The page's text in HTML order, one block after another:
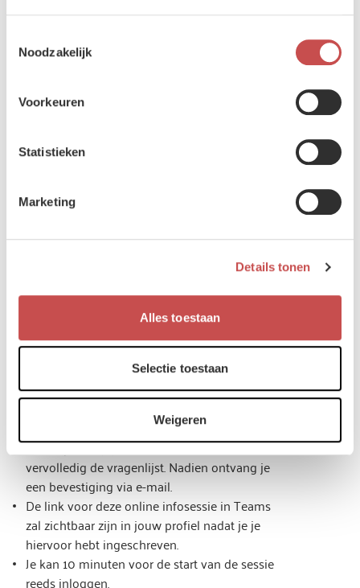
Noodzakelijk
Voorkeuren
Statistieken
Marketing
Details tonen
Alles toestaan
Selectie toestaan
Weigeren
Tijdens deze online informatiesessie leggen wij het Militaire
vragen stellen zodat jij later de keuze kan maken die het beste bij jou
past.
Programma
19.00 - 20.00 uur
Online informatiesessie via Teams
Praktische afspraken
Aanwezigheidsregistratie is verplicht. Gebruik
de knop ‘schrijf je in’ om deel te nemen en
vervolledig de vragenlijst. Nadien ontvang je
een bevestiging via e-mail.
De link voor deze online infosessie in Teams
zal zichtbaar zijn in jouw profiel nadat je je
hiervoor hebt ingeschreven.
Je kan 10 minuten voor de start van de sessie
reeds inloggen.